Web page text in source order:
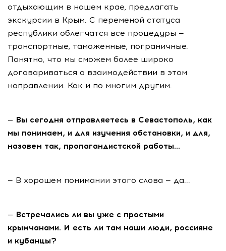
отдыхающим в нашем крае, предлагать
экскурсии в Крым. С переменой статуса
республики облегчатся все процедуры —
транспортные, таможенные, пограничные.
Понятно, что мы сможем более широко
договариваться о взаимодействии в этом
направлении. Как и по многим другим.
— Вы сегодня отправляетесь в Севастополь, как
мы понимаем, и для изучения обстановки, и для,
назовем так, пропагандистской работы...
— В хорошем понимании этого слова — да...
— Встречались ли вы уже с простыми
крымчанами. И есть ли там наши люди, россияне
и кубанцы?